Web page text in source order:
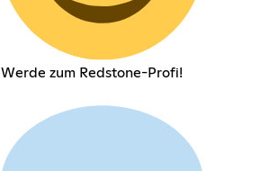
Werde zum Redstone-Profi!